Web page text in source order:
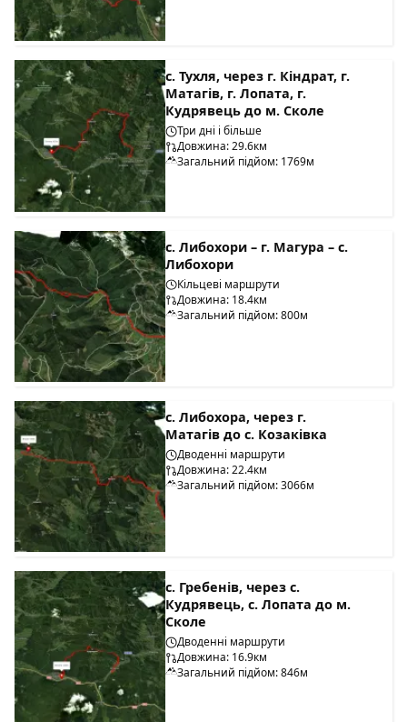
с. Тухля, через г. Кіндрат, г.
Матагів, г. Лопата, г.
Кудрявець до м. Сколе
Три дні і більше
Довжина: 29.6км
Загальний підйом: 1769м
с. Либохори – г. Магура – с.
Либохори
Кільцеві маршрути
Довжина: 18.4км
Загальний підйом: 800м
с. Либохора, через г.
Матагів до с. Козаківка
Дводенні маршрути
Довжина: 22.4км
Загальний підйом: 3066м
с. Гребенів, через с.
Кудрявець, с. Лопата до м.
Сколе
Дводенні маршрути
Довжина: 16.9км
Загальний підйом: 846м